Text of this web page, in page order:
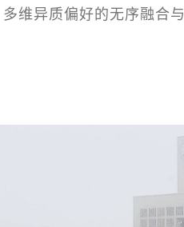
维异质偏好的无序融合